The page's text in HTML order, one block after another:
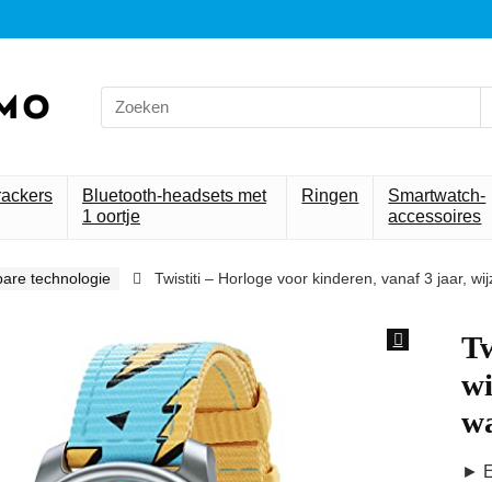
Search
for:
Bluetooth-headsets met
1 oortje
Ringen
Smartwatch-
accessoires
technologie Twistiti – Horloge voor kinderen, vanaf 3 jaar,
►